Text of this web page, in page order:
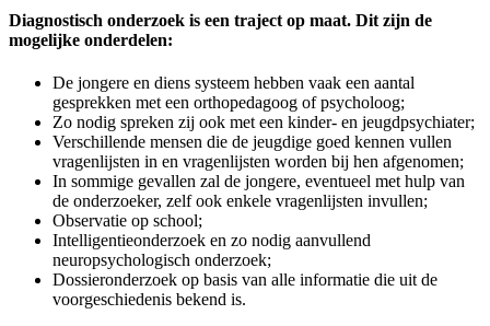
Diagnostisch onderzoek is een traject op maat. Dit zijn de
mogelijke onderdelen:
De jongere en diens systeem hebben vaak een aantal
gesprekken met een orthopedagoog of psycholoog;
Zo nodig spreken zij ook met een kinder- en jeugdpsychiater;
Verschillende mensen die de jeugdige goed kennen vullen
vragenlijsten in en vragenlijsten worden bij hen afgenomen;
In sommige gevallen zal de jongere, eventueel met hulp van
de onderzoeker, zelf ook enkele vragenlijsten invullen;
Observatie op school;
Intelligentieonderzoek en zo nodig aanvullend
neuropsychologisch onderzoek;
Dossieronderzoek op basis van alle informatie die uit de
voorgeschiedenis bekend is.